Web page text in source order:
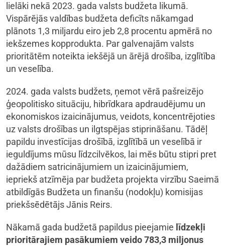
lielāki nekā 2023. gada valsts budžeta likumā.
Vispārējās valdības budžeta deficīts nākamgad
plānots 1,3 miljardu eiro jeb 2,8 procentu apmērā no
iekšzemes kopprodukta. Par galvenajām valsts
prioritātēm noteikta iekšējā un ārējā drošība, izglītība
un veselība.
2024. gada valsts budžets, ņemot vērā pašreizējo
ģeopolitisko situāciju, hibrīdkara apdraudējumu un
ekonomiskos izaicinājumus, veidots, koncentrējoties
uz valsts drošības un ilgtspējas stiprināšanu. Tādēļ
papildu investīcijas drošībā, izglītībā un veselībā ir
ieguldījums mūsu līdzcilvēkos, lai mēs būtu stipri pret
dažādiem satricinājumiem un izaicinājumiem,
iepriekš atzīmēja par budžeta projekta virzību Saeimā
atbildīgās Budžeta un finanšu (nodokļu) komisijas
priekšsēdētājs Jānis Reirs.
Nākamā gada budžetā papildus pieejamie līdzekļi
prioritārajiem pasākumiem veido 783,3 miljonus